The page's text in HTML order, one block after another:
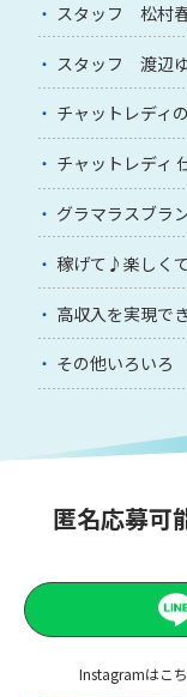
スタッフ 松村
スタッフ 渡辺
チャットレディ
チャットレディ
グラマラスブラ
稼げて♪楽しく
高収入を実現で
その他いろいろ
匿名応募可
Instagramはこ